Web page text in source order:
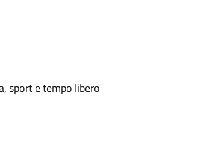
sport e tempo libero